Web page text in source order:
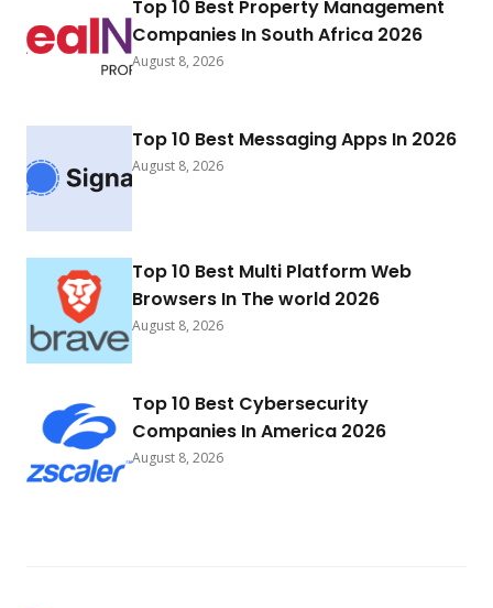
Top 10 Best Property Management
Companies In South Africa 2026
August 8, 2026
Top 10 Best Messaging Apps In 2026
August 8, 2026
Top 10 Best Multi Platform Web
Browsers In The world 2026
August 8, 2026
Top 10 Best Cybersecurity
Companies In America 2026
August 8, 2026